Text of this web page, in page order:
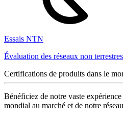
Essais NTN
Évaluation des réseaux non
Certifications de produits dans le
Bénéficiez de notre vaste
mondial au marché et de notre